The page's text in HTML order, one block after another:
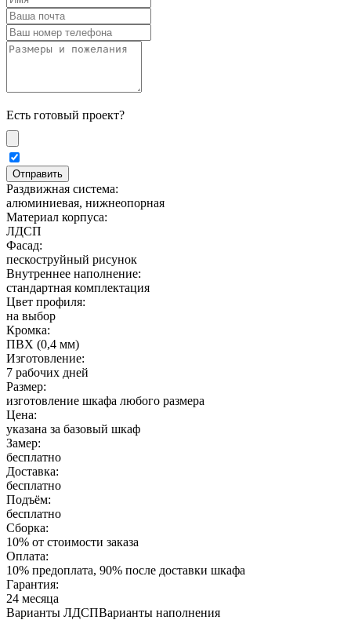
Есть готовый проект?
Раздвижная система:
алюминиевая, нижнеопорная
Материал корпуса:
ЛДСП
Фасад:
пескоструйный рисунок
Внутреннее наполнение:
стандартная комплектация
Цвет профиля:
на выбор
Кромка:
ПВХ (0,4 мм)
Изготовление:
7 рабочих дней
Размер:
изготовление шкафа любого размера
Цена:
указана за базовый шкаф
Замер:
бесплатно
Доставка:
бесплатно
Подъём:
бесплатно
Сборка:
10% от стоимости заказа
Оплата:
10% предоплата, 90% после доставки шкафа
Гарантия:
24 месяца
Варианты ЛДСПВарианты наполнения